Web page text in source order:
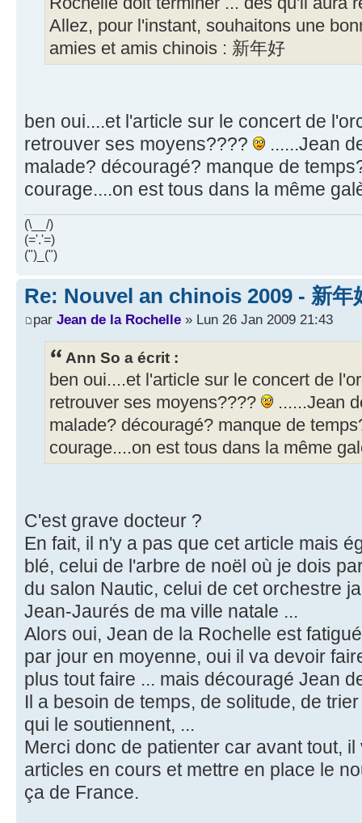
Allez, pour l'instant, souhaitons une
amies et amis chinois : 新年好
ben oui....et l'article sur le concert de
retrouver ses moyens????
......Jean
malade? découragé? manque de
courage....on est tous dans la même
(\__/)
(='.'=)
(")_(")
Re: Nouvel an chinois 2009 - 新年
par Jean de la Rochelle » Lun 26 Jan 2009 21:43
Ann So a écrit :
ben oui....et l'article sur le concert de
retrouver ses moyens????
......Jean
malade? découragé? manque de
courage....on est tous dans la même
C'est grave docteur ?
En fait, il n'y a pas que cet article mais
blé, celui de l'arbre de noël où je dois
du salon Nautic, celui de cet orchestre
Jean-Jaurés de ma ville natale ...
Alors oui, Jean de la Rochelle est
par jour en moyenne, oui il va devoir
plus tout faire ... mais découragé Jean
Il a besoin de temps, de solitude, de
qui le soutiennent, ...
Merci donc de patienter car avant tout,
articles en cours et mettre en place le
ça de France.